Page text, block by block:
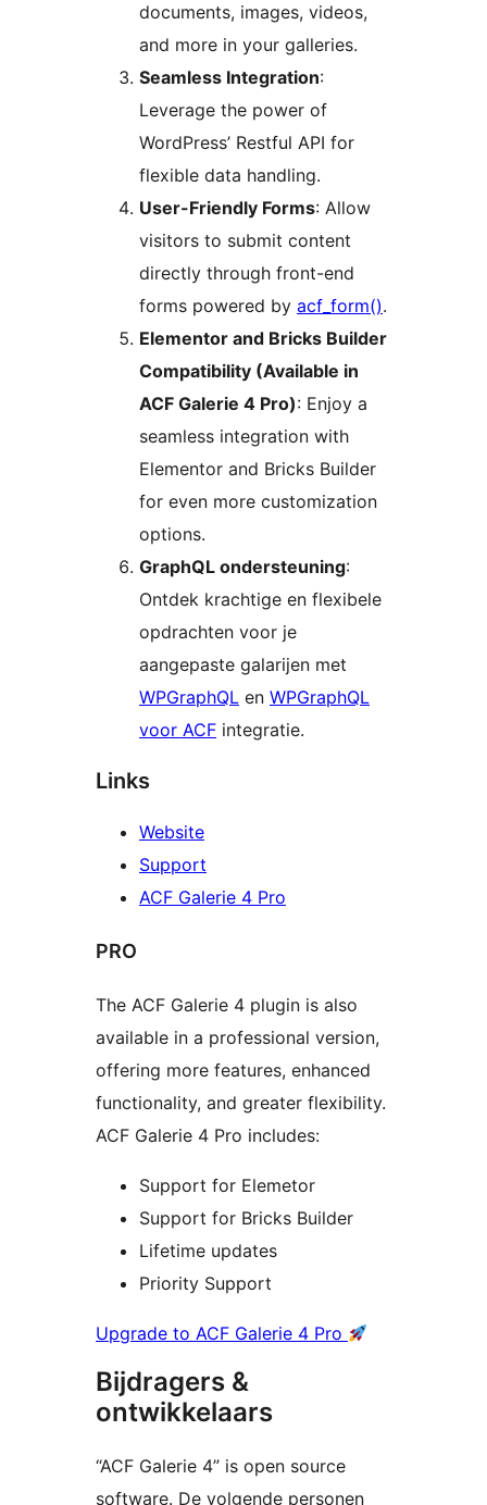
documents, images, videos,
and more in your galleries.
Seamless Integration:
Leverage the power of
WordPress’ Restful API for
flexible data handling.
User-Friendly Forms: Allow
visitors to submit content
directly through front-end
forms powered by acf_form().
Elementor and Bricks Builder
Compatibility (Available in
ACF Galerie 4 Pro): Enjoy a
seamless integration with
Elementor and Bricks Builder
for even more customization
options.
GraphQL ondersteuning:
Ontdek krachtige en flexibele
opdrachten voor je
aangepaste galarijen met
WPGraphQL en WPGraphQL
voor ACF integratie.
Links
Website
Support
ACF Galerie 4 Pro
PRO
The ACF Galerie 4 plugin is also
available in a professional version,
offering more features, enhanced
functionality, and greater flexibility.
ACF Galerie 4 Pro includes:
Support for Elemetor
Support for Bricks Builder
Lifetime updates
Priority Support
Upgrade to ACF Galerie 4 Pro
Bijdragers &
ontwikkelaars
“ACF Galerie 4” is open source
software. De volgende personen